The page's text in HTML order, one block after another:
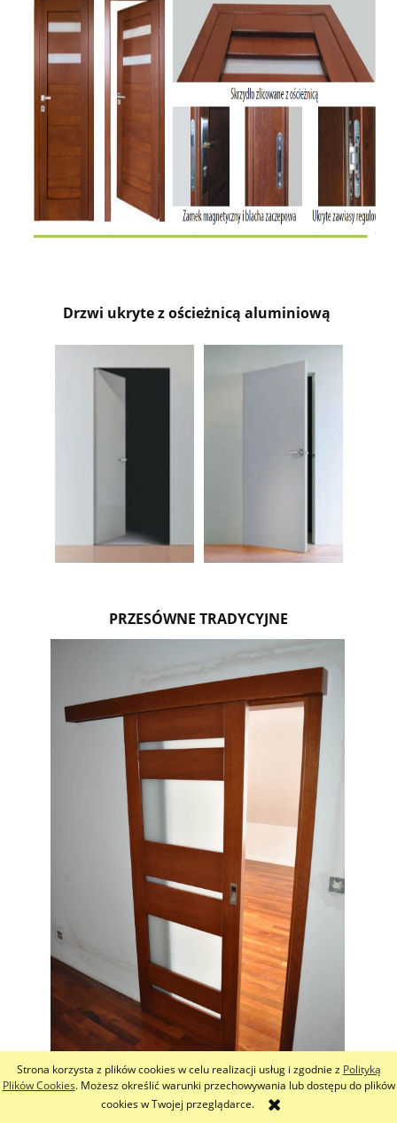
Strona korzysta z plików cookies w celu realizacji usług i zgodnie z Polityką
Plików Cookies. Możesz określić warunki przechowywania lub dostępu do plików
cookies w Twojej przeglądarce.
Drzwi ukryte z ościeżnicą aluminiową
PRZESÓWNE TRADYCYJNE